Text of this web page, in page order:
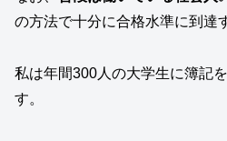
の方法で十分に合格水準に到達
私は年間300人の大学生に簿記
す。